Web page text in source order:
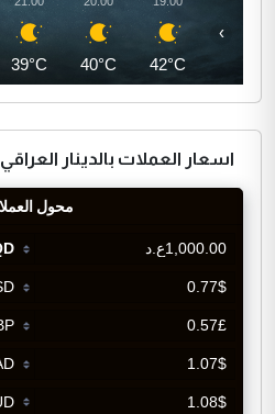
42°C
40°C
39°C
›
اسعار العملات بالدينار العراقي